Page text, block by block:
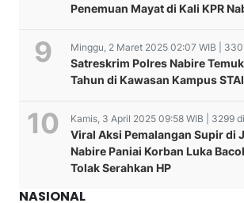
Penemuan Mayat di Kali KPR
Minggu, 2 Maret 2025 02:07 WIB |
Satreskrim Polres Nabire
Tahun di Kawasan Kampus
Kamis, 3 April 2025 09:58 WIB | 3299
Viral Aksi Pemalangan Supir di
Nabire Paniai Korban Luka
Tolak Serahkan HP
NASIONAL
PERKEMBANGAN KASUS
Sat